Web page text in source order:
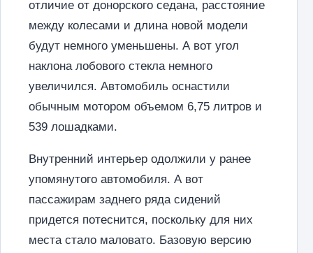
отличие от донорского седана, расстояние
между колесами и длина новой модели
будут немного уменьшены. А вот угол
наклона лобового стекла немного
увеличился. Автомобиль оснастили
обычным мотором объемом 6,75 литров и
539 лошадками.
Внутренний интерьер одолжили у ранее
упомянутого автомобиля. А вот
пассажирам заднего ряда сидений
придется потеснится, поскольку для них
места стало маловато. Базовую версию